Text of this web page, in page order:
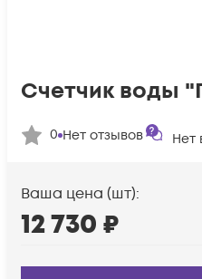
Счетчик воды
0 Нет отзывов Нет
Ваша цена (шт):
12 730 ₽